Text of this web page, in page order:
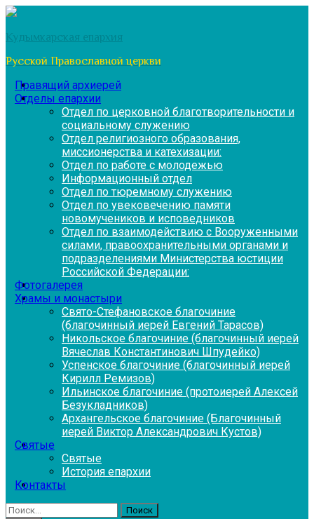
Перейти
содержимому
Кудымкарская епархия
Русской Православной церкви
Правящий архиерей
Отделы епархии
Отдел по церковной благотворительности и
социальному служению
Отдел религиозного образования,
миссионерства и катехизации:
Отдел по работе с молодежью
Информационный отдел
Отдел по тюремному служению
Отдел по увековечению памяти
новомучеников и исповедников
Отдел по взаимодействию с Вооруженными
силами, правоохранительными органами и
подразделениями Министерства юстиции
Российской Федерации:
Фотогалерея
Храмы и монастыри
Свято-Стефановское благочиние
(благочинный иерей Евгений Тарасов)
Никольское благочиние (благочинный иерей
Вячеслав Константинович Шпудейко)
Успенское благочиние (благочинный иерей
Кирилл Ремизов)
Ильинское благочиние (протоиерей Алексей
Безукладников)
Архангельское благочиние (Благочинный
иерей Виктор Александрович Кустов)
Святые
Святые
История епархии
Контакты
Найти: